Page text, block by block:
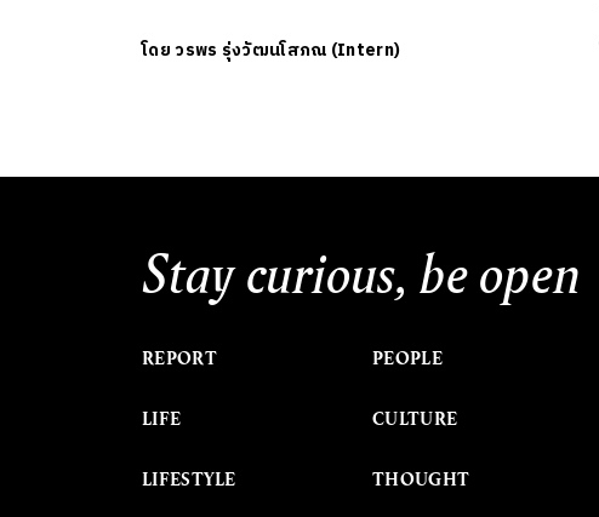
โดยวรพร รุ่งวัฒนโสภณ (Intern)
Stay curious, be open
REPORT
LIFE
LIFESTYLE
PEOPLE
CULTURE
THOUGHT